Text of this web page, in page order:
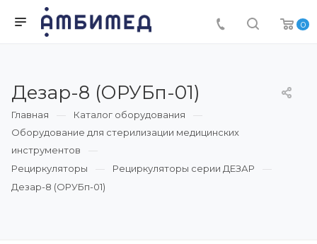
0
Дезар-8 (ОРУБп-01)
Главная
Каталог оборудования
Оборудование для стерилизации медицинских
инструментов
Рециркуляторы
Рециркуляторы серии ДЕЗАР
Дезар-8 (ОРУБп-01)